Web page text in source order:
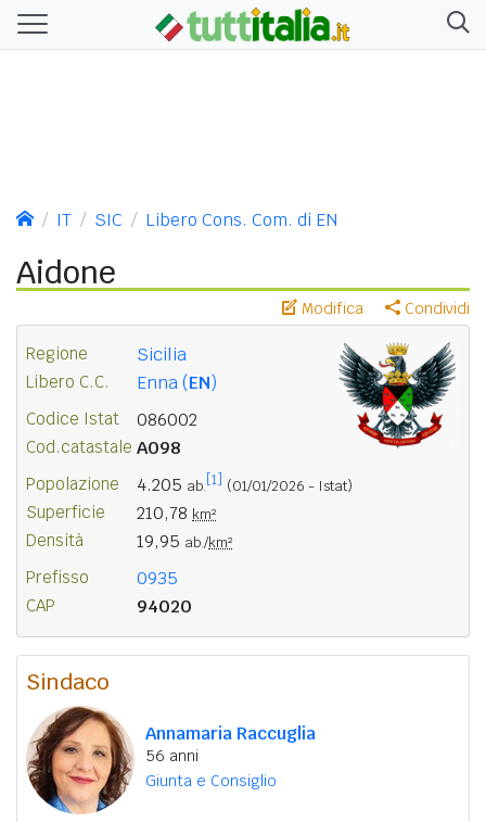
IT SIC Libero Cons. Com. di EN
Aidone
Modifica Condividi
Regione Sicilia
Libero C.C. Enna (EN)
Codice Istat 086002
Cod.catastale A098
Popolazione 4.205 ab. [1] (01/01/2026 - Istat)
Superficie 210,78 km²
Densità 19,95 ab./km²
Prefisso 0935
CAP 94020
Sindaco
Annamaria Raccuglia
56 anni
Giunta e Consiglio